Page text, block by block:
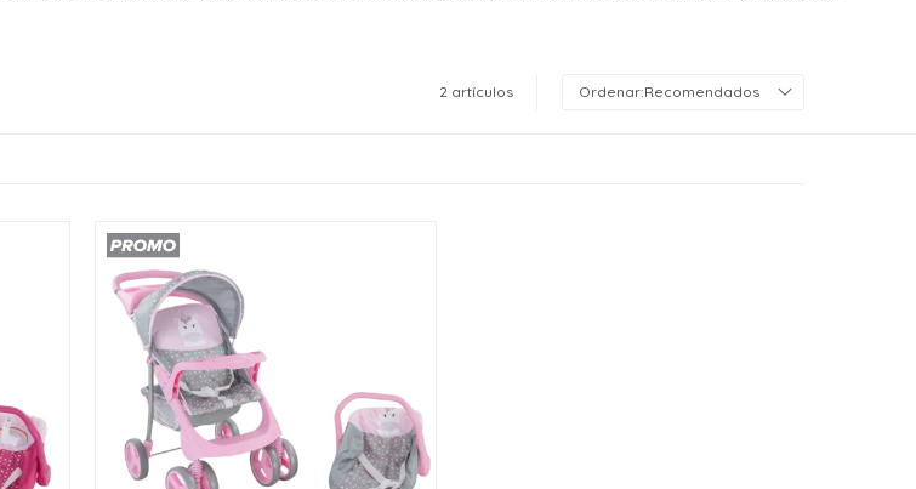
2 artículos Recomendados